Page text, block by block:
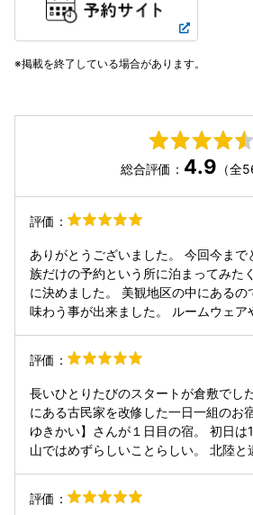
掲載を終了している場合があります。
総合評価： 4.9 （全
評価：
ありがとうございました。 今回今まで
族だけの予約という所に泊まってみた
に決めました。 美観地区の中にあるの
味わう事が出来ました。 ルームウェアやお布団、グラス、１
見たり、着たりする楽しみも味わえま
でもこういう素敵な物を増やしながら
て、今まであまり興味なかった陶器や
思えました。 価値観が変われた気がします。 ス
がずっと笑顔で説明して下さったり オ
下さったので そこに行くのも楽しみでした。 あと
ムドリンクの美味しさと桃のグラスの
せましたし、たまにはテレビがない生
評価：
長いひとりたびのスタートが倉敷でし
にある古民家を改修した一日一組のお
ゆきかい】さんが１日目の宿。 初日は1日中雨。晴れの國 岡
山ではめずらしいことらしい。 北陸
くださった方なら…」のおすすめ倉敷
確実性があり、お天気よりもわくわく
評価：